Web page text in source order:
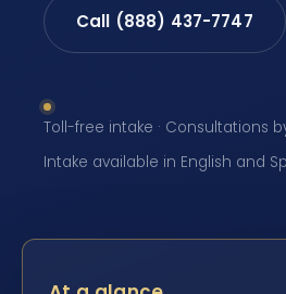
Call (888) 437-7747
Toll-free intake · Consultations
Intake available in English and